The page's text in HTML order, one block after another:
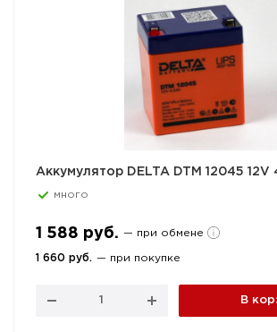
Аккумулятор DELTA DTM 12045 12V
много
1 588 руб. — при обмене
1 660 руб. — при покупке
В